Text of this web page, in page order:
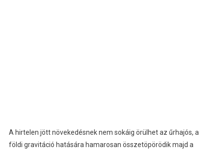
A hirtelen jött növekedésnek nem sokáig örülhet az űrhajós, a
földi gravitáció hatására hamarosan összetöpörödik majd a